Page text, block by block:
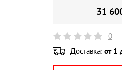
31
0
Доставка: от 1